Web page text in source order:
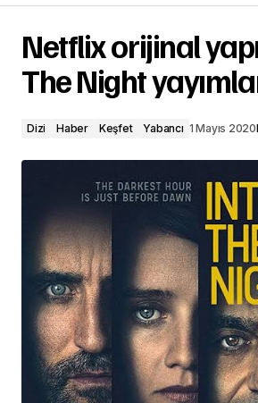
Netflix orijinal
The Night
Dizi Haber Keşfet Yabancı 1 Mayıs 2020